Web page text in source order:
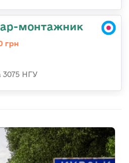
монтажник
грн
3075 НГУ